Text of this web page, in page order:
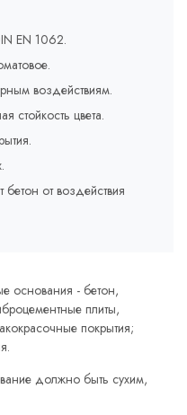
EN 1062.
воздействиям.
стойкость цвета.
от воздействия
основания - бетон,
плиты,
покрытия;
должно быть сухим,